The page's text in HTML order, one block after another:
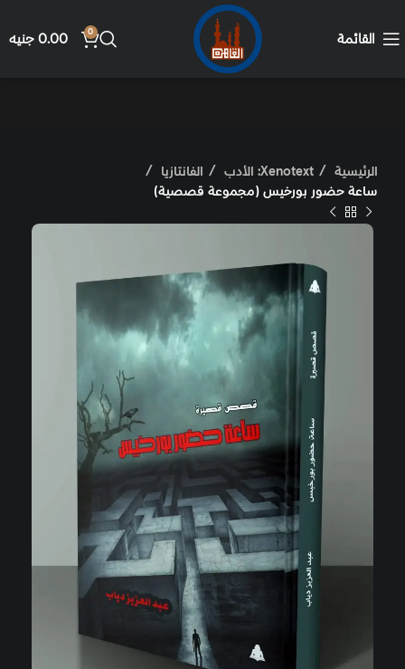
القائمة 0
0.00 جنيه
الرئيسية Xenotext: الأدب
الفانتازيا
ساعة حضور بورخيس (مجموعة قصصية)